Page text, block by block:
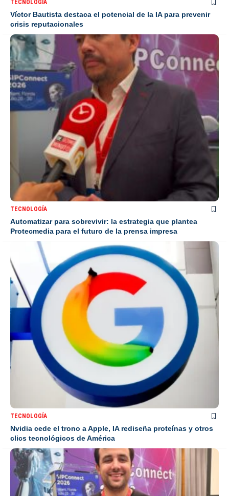
TECNOLOGÍA
Víctor Bautista destaca el potencial de la IA para prevenir
crisis reputacionales
TECNOLOGÍA
Automatizar para sobrevivir: la estrategia que plantea
Protecmedia para el futuro de la prensa impresa
TECNOLOGÍA
Nvidia cede el trono a Apple, IA rediseña proteínas y otros
clics tecnológicos de América